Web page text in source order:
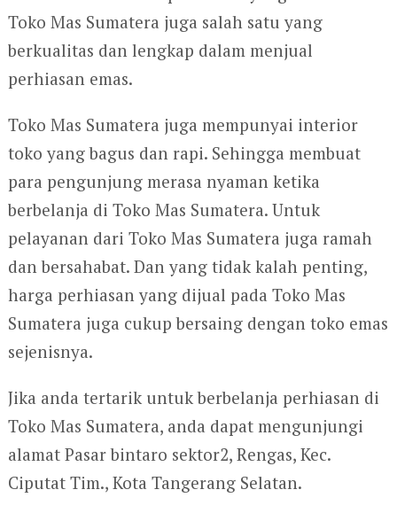
Toko Mas Sumatera juga salah satu yang
berkualitas dan lengkap dalam menjual
perhiasan emas.
Toko Mas Sumatera juga mempunyai interior
toko yang bagus dan rapi. Sehingga membuat
para pengunjung merasa nyaman ketika
berbelanja di Toko Mas Sumatera. Untuk
pelayanan dari Toko Mas Sumatera juga ramah
dan bersahabat. Dan yang tidak kalah penting,
harga perhiasan yang dijual pada Toko Mas
Sumatera juga cukup bersaing dengan toko emas
sejenisnya.
Jika anda tertarik untuk berbelanja perhiasan di
Toko Mas Sumatera, anda dapat mengunjungi
alamat Pasar bintaro sektor2, Rengas, Kec.
Ciputat Tim., Kota Tangerang Selatan.